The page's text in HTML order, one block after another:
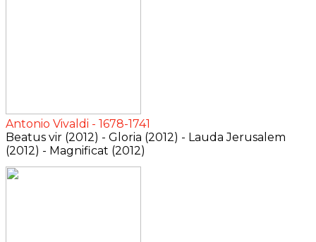
Antonio Vivaldi - 1678-1741
Beatus vir (2012) - Gloria (2012) - Lauda Jerusalem
(2012) - Magnificat (2012)